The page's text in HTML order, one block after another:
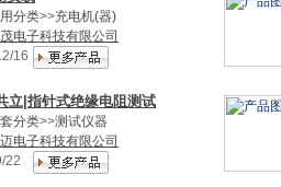
分类>>充电机(器)
电子科技有限公司
16
立|指针式绝缘电阻测试
分类>>测试仪器
电子科技有限公司
22